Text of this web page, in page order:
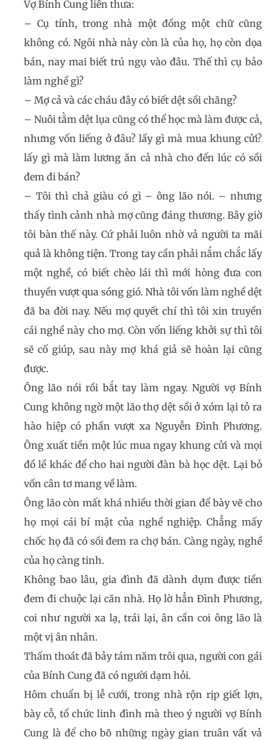
Vợ Bính Cung liền thưa:
– Cụ tính, trong nhà một đồng một chữ cũng
không có. Ngôi nhà này còn là của họ, họ còn dọa
bán, nay mai biết trú ngụ vào đâu. Thế thì cụ bảo
làm nghề gì?
– Mợ cả và các cháu đây có biết dệt sồi chăng?
– Nuôi tằm dệt lụa cũng có thể học mà làm được cả,
nhưng vốn liếng ở đâu? lấy gì mà mua khung cửi?
lấy gì mà làm lương ăn cả nhà cho đến lúc có sồi
đem đi bán?
– Tôi thì chả giàu có gì – ông lão nói. – nhưng
thấy tình cảnh nhà mợ cũng đáng thương. Bây giờ
tôi bàn thế này. Cứ phải luôn nhờ vả người ta mãi
quả là không tiện. Trong tay cần phải nắm chắc lấy
một nghề, có biết chèo lái thì mới hòng đưa con
thuyền vượt qua sóng gió. Nhà tôi vốn làm nghề dệt
đã ba đời nay. Nếu mợ quyết chí thì tôi xin truyền
cái nghề này cho mợ. Còn vốn liếng khởi sự thì tôi
sẽ cố giúp, sau này mợ khá giả sẽ hoàn lại cũng
được.
Ông lão nói rồi bắt tay làm ngay. Người vợ Bính
Cung không ngờ một lão thợ dệt sồi ở xóm lại tỏ ra
hào hiệp có phần vượt xa Nguyễn Đình Phương.
Ông xuất tiền một lúc mua ngay khung cửi và mọi
đồ lề khác để cho hai người đàn bà học dệt. Lại bỏ
vốn cân tơ mang về làm.
Ông lão còn mất khá nhiều thời gian để bày vẽ cho
họ mọi cái bí mật của nghề nghiệp. Chẳng mấy
chốc họ đã có sồi đem ra chợ bán. Càng ngày, nghề
của họ càng tinh.
Không bao lâu, gia đình đã dành dụm được tiền
đem đi chuộc lại căn nhà. Họ lờ hẳn Đình Phương,
coi như người xa lạ, trái lại, ân cần coi ông lão là
một vị ân nhân.
Thấm thoát đã bảy tám năm trôi qua, người con gái
của Bính Cung đã có người dạm hỏi.
Hôm chuẩn bị lễ cưới, trong nhà rộn rịp giết lợn,
bày cỗ, tổ chức linh đình mà theo ý người vợ Bính
Cung là để cho bõ những ngày gian truân vất vả